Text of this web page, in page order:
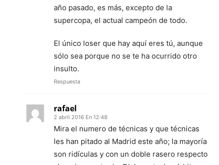
año pasado, es más, excepto de la
supercopa, el actual campeón de todo.
El único loser que hay aquí eres tú, aunque
sólo sea porque no se te ha ocurrido otro
insulto.
Respuesta
rafael
2 abril 2016 En 12:48
Mira el numero de técnicas y que técnicas
les han pitado al Madrid este año; la mayoría
son ridículas y con un doble rasero respecto